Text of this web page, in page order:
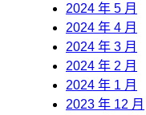
2024 年 5 月
2024 年 4 月
2024 年 3 月
2024 年 2 月
2024 年 1 月
2023 年 12 月